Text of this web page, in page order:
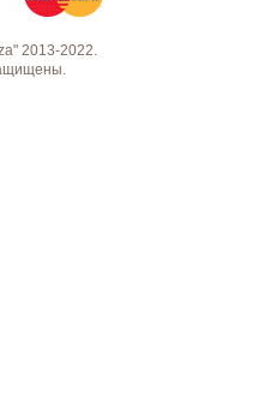
2013-2022.